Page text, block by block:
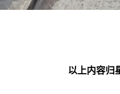
以上内容归